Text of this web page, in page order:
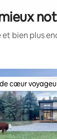
bien plus
cœur
cœur